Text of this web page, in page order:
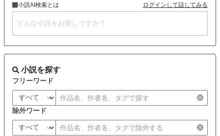
小説AI検索とは ログインして話してみる
小説を探す
フリーワード
除外ワード